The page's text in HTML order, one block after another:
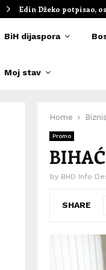
Edin Džeko potpisao,
BiH dijaspora
Moj stav
Home Biznis
Promo
by BHD Info
SHARE